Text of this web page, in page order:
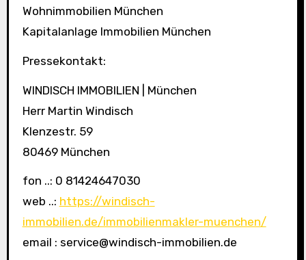
Wohnimmobilien München
Kapitalanlage Immobilien München
Pressekontakt:
WINDISCH IMMOBILIEN | München
Herr Martin Windisch
Klenzestr. 59
80469 München
fon ..: 0 81424647030
web ..: https://windisch-
immobilien.de/immobilienmakler-muenchen/
email : service@windisch-immobilien.de